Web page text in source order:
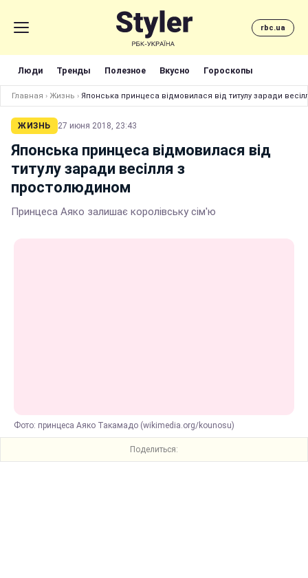
rbc.ua
Люди Тренды Полезное Вкусно Гороскопы
Главная › Жизнь › Японська принцеса відмовилася від титулу заради
ЖИЗНЬ 27 июня 2018, 23:43
Японська принцеса відмовилася від
титулу заради весілля з
простолюдином
Принцеса Аяко залишає королівську сім'ю
Фото: принцеса Аяко Такамадо (wikimedia.org/kounosu)
Поделиться: